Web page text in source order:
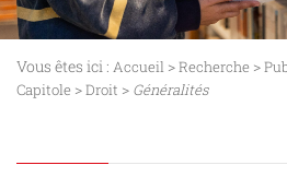
Vous êtes ici : Accueil >Recherche >
Capitole >Droit > Généralités